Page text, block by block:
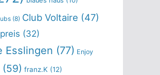
(8) Club Voltaire (47)
(32)
Esslingen (77) Enjoy
(59) franz.K (12)